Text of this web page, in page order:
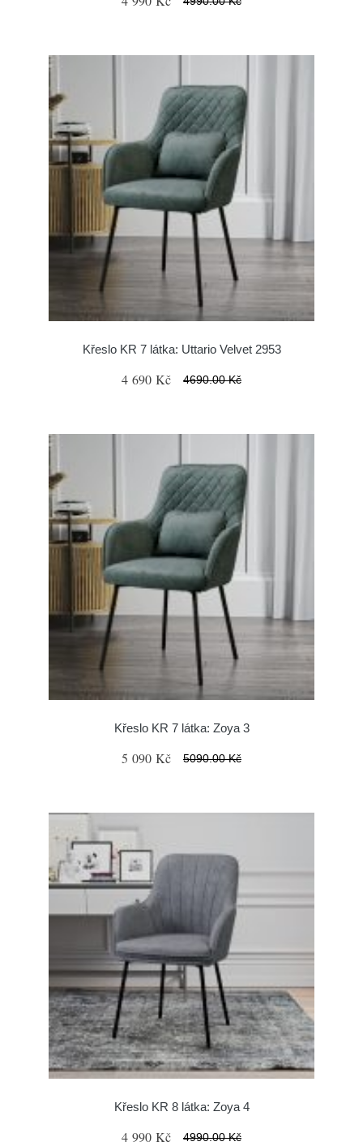
Křeslo KR 7 látka: Uttario Velvet 2953
4 690 Kč 4690.00 Kč
Křeslo KR 7 látka: Zoya 3
5 090 Kč 5090.00 Kč
Křeslo KR 8 látka: Zoya 4
4 990 Kč 4990.00 Kč